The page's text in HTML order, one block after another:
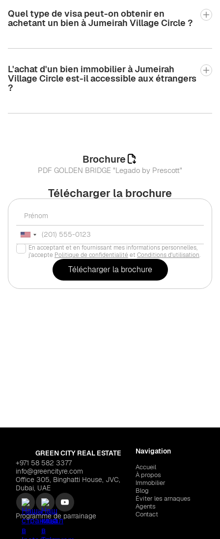
Quel type de visa peut-on obtenir en
achetant un bien à Jumeirah Village Circle ?
L'achat d'un bien immobilier à Jumeirah
Village Circle est-il accessible aux étrangers
?
Télécharger la brochure
En acceptant et en fournissant mes informations personnelles,
j'accepte Politique de confidentialité et Conditions d'utilisation.
Brochure
PDF GOLDEN BRIDGE "Legado by Prescott"
GREEN CITY REAL ESTATE
+971 58 582 3377
info@greencityre.com
Office 305, Binghatti House, JVC,
Dubai, UAE
Programme de parrainage
Navigation
Accueil
À propos
Immobilier
Blog
Éviter les arnaques
Agents
Contact